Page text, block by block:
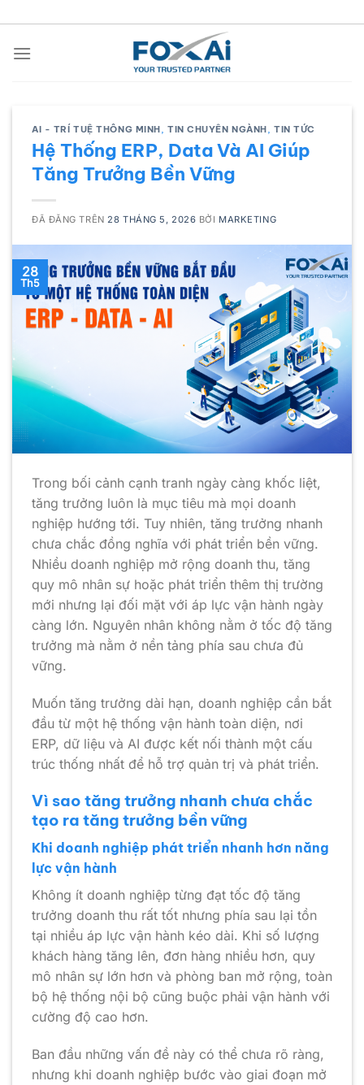
đến
nội
AI - TRÍ TUỆ THÔNG MINH,TIN CHUYÊN NGÀNH,TIN TỨC
Hệ Thống ERP, Data Và AI Giúp
Tăng Trưởng Bền Vững
ĐÃ ĐĂNG TRÊN 28 THÁNG 5, 2026 BỞI MARKETING
28
Th5
Trong bối cảnh cạnh tranh ngày càng khốc liệt,
tăng trưởng luôn là mục tiêu mà mọi doanh
nghiệp hướng tới. Tuy nhiên, tăng trưởng nhanh
chưa chắc đồng nghĩa với phát triển bền vững.
Nhiều doanh nghiệp mở rộng doanh thu, tăng
quy mô nhân sự hoặc phát triển thêm thị trường
mới nhưng lại đối mặt với áp lực vận hành ngày
càng lớn. Nguyên nhân không nằm ở tốc độ tăng
trưởng mà nằm ở nền tảng phía sau chưa đủ
vững.
Muốn tăng trưởng dài hạn, doanh nghiệp cần bắt
đầu từ một hệ thống vận hành toàn diện, nơi
ERP, dữ liệu và AI được kết nối thành một cấu
trúc thống nhất để hỗ trợ quản trị và phát triển.
Vì sao tăng trưởng nhanh chưa chắc
tạo ra tăng trưởng bền vững
Khi doanh nghiệp phát triển nhanh hơn năng
lực vận hành
Không ít doanh nghiệp từng đạt tốc độ tăng
trưởng doanh thu rất tốt nhưng phía sau lại tồn
tại nhiều áp lực vận hành kéo dài. Khi số lượng
khách hàng tăng lên, đơn hàng nhiều hơn, quy
mô nhân sự lớn hơn và phòng ban mở rộng, toàn
bộ hệ thống nội bộ cũng buộc phải vận hành với
cường độ cao hơn.
Ban đầu những vấn đề này có thể chưa rõ ràng,
nhưng khi doanh nghiệp bước vào giai đoạn mở